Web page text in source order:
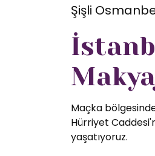
Şişli
Maçka
Hürriyet
yaşatıyoruz.